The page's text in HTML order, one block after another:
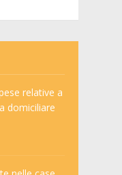
relative a
domiciliare